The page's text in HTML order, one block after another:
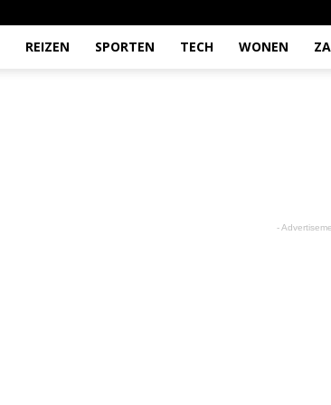
REIZEN SPORTEN TECH WONEN
-